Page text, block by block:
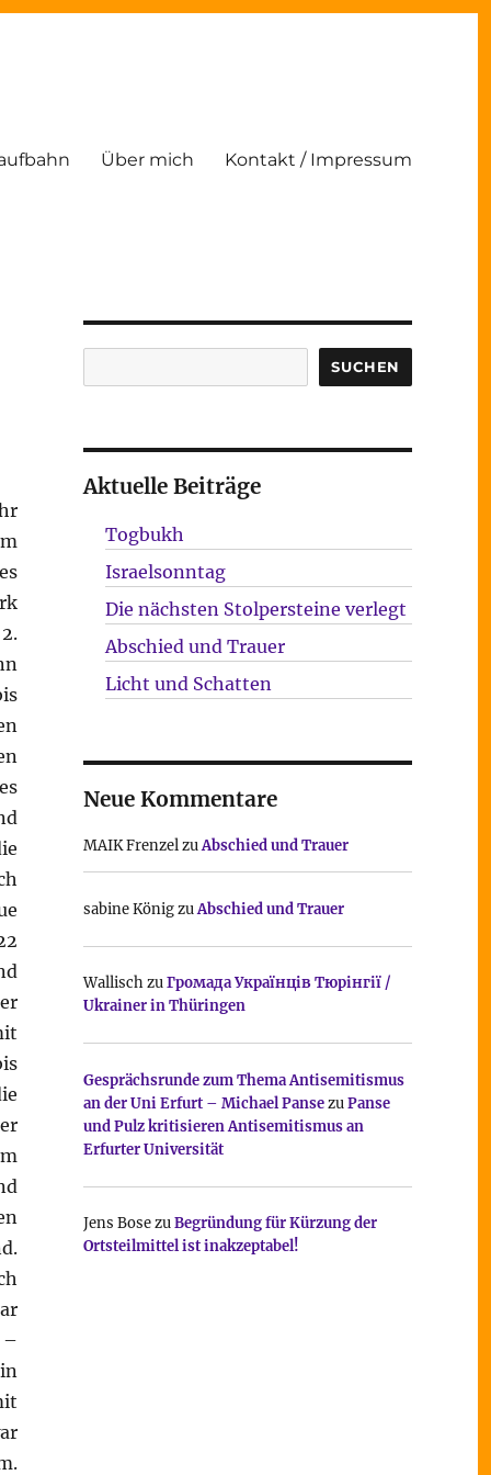
Über mich Kontakt / Impressum
–
SUCHEN
Aktuelle Beiträge
Togbukh
Israelsonntag
Die nächsten Stolpersteine verlegt
Abschied und Trauer
Licht und Schatten
Neue Kommentare
MAIK FrenzelzuAbschied und Trauer
sabine KönigzuAbschied und Trauer
WallischzuГромада Українців Тюрінгії /
Ukrainer in Thüringen
Gesprächsrunde zum Thema Antisemitismus
an der Uni Erfurt – Michael PansezuPanse
und Pulz kritisieren Antisemitismus an
Erfurter Universität
Jens BosezuBegründung für Kürzung der
Ortsteilmittel ist inakzeptabel!